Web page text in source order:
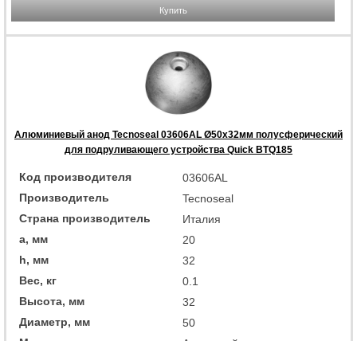
Купить
Алюминиевый анод Tecnoseal 03606AL Ø50x32мм полусферический
для подруливающего устройства Quick BTQ185
Код производителя
03606AL
Производитель
Tecnoseal
Страна производитель
Италия
a, мм
20
h, мм
32
Вес, кг
0.1
Высота, мм
32
Диаметр, мм
50